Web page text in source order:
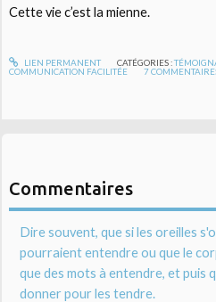
Cette vie c’est la mienne.
LIEN PERMANENT CATÉGORIES :
COMMUNICATION FACILITÉE
7
Commentaires
Dire souvent, que si les oreilles
pourraient entendre ou que le
que des mots à entendre, et puis
donner pour les tendre.